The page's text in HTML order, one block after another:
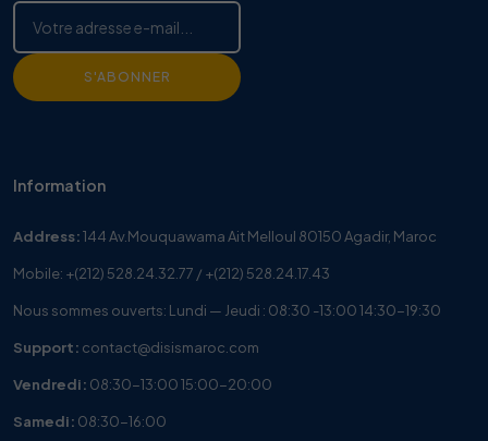
S'ABONNER
Information
Address:144 Av.Mouquawama Ait Melloul 80150 Agadir, Maroc
Mobile: +(212) 528.24.32.77 / +(212) 528.24.17.43
Nous sommes ouverts: Lundi — Jeudi : 08:30 -13:00 14:30-19:30
Support: contact@disismaroc.com
Vendredi: 08:30-13:00 15:00-20:00
Samedi: 08:30-16:00